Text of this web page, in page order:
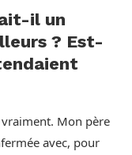
il un
? Est-
vraiment. Mon père
avec, pour